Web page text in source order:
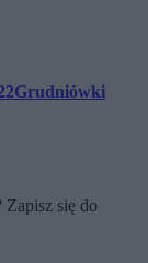
Grudniówki
się do